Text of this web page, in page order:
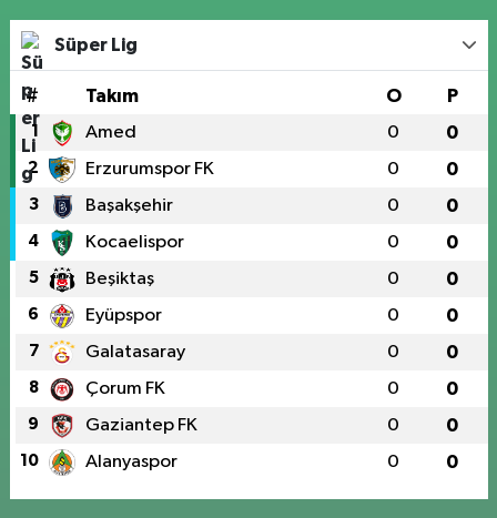
Süper Lig
# Takım O P
1 Amed 0 0
2 Erzurumspor FK 0 0
3 Başakşehir 0 0
4 Kocaelispor 0 0
5 Beşiktaş 0 0
6 Eyüpspor 0 0
7 Galatasaray 0 0
8 Çorum FK 0 0
9 Gaziantep FK 0 0
10 Alanyaspor 0 0